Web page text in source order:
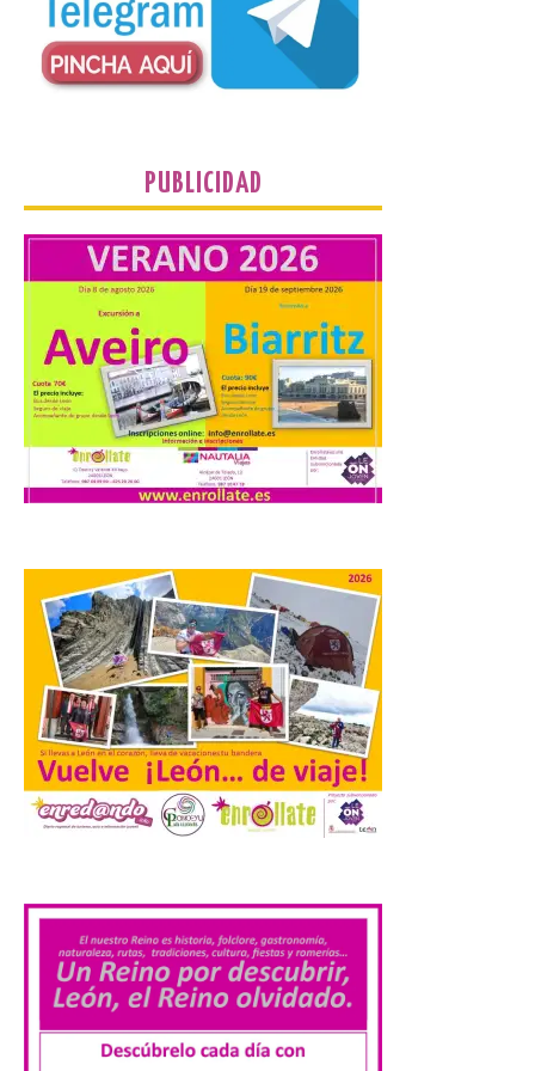
de septiembre de 2026.
Bruselas, 6 de agosto de
2026.- La Comisión
Europea ha actualizado las normas de su
Despega el primer avión
de Iberia con wifi de alta
velocidad gratuito de
Starlink
6 Ago 2026
Iberia se convierte en la
primera aerolínea
española en ofrecer wifi a
bordo de Starlink, la
constelación de satélites
de Iberia con la innovación […]
La Junta promueve la
contratación temporal de
jóvenes desempleados
para la realización de
obras y servicios de
interés general y social
con más de 8,7 millones de
La Consejería de
Industria, Universidades,
Empleo y Comercio
euros al programa JOVEL
2026, cofinanciado por el Fondo Social
PUBLICIDAD